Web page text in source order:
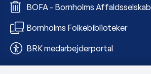
BOFA - Bornholms Affaldsselskab
Bornholms Folkebiblioteker
BRK medarbejderportal